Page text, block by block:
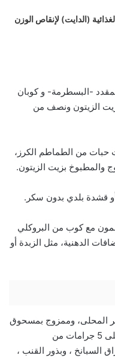
(الدايت) لإنقاص الوزن
-البسطرمة- و كوبان
الزيتون ونصف من
من الطماطم الكرز،
والمطبوخ بزيت الزيتون.
قشدة بلدي بدون سكر.
السلمون مع كوب من البروكلي
الدهنية، مثل الزبدة أو
المحلى، وممزوج بمسحوق
بروتين منخفض الكربوهيدرات -لا يزيد على 5 جرامات من
السبانخ ، وبذور القنب ،